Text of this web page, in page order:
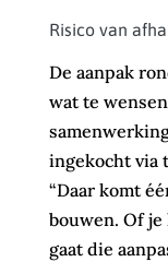
Risico van
De aanpak
wat te
ingekocht via
“Daar komt
bouwen. Of
gaat die